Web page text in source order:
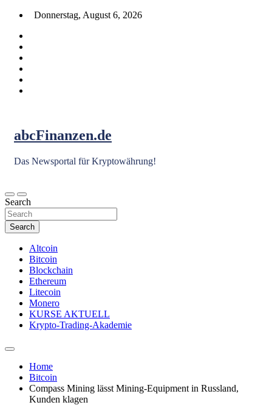
Skip
content
Donnerstag, August 6, 2026
abcFinanzen.de
Das Newsportal für Kryptowährung!
Search
Search
Altcoin
Bitcoin
Blockchain
Ethereum
Litecoin
Monero
KURSE AKTUELL
Krypto-Trading-Akademie
Home
Bitcoin
Compass Mining lässt Mining-Equipment in Russland,
Kunden klagen